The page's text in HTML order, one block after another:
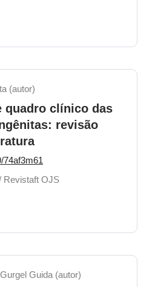
(autor)
quadro clínico das
revisão
74af3m61
Revistaft OJS
Guida (autor)